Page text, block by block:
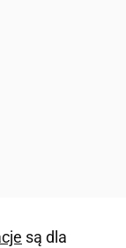
są dla